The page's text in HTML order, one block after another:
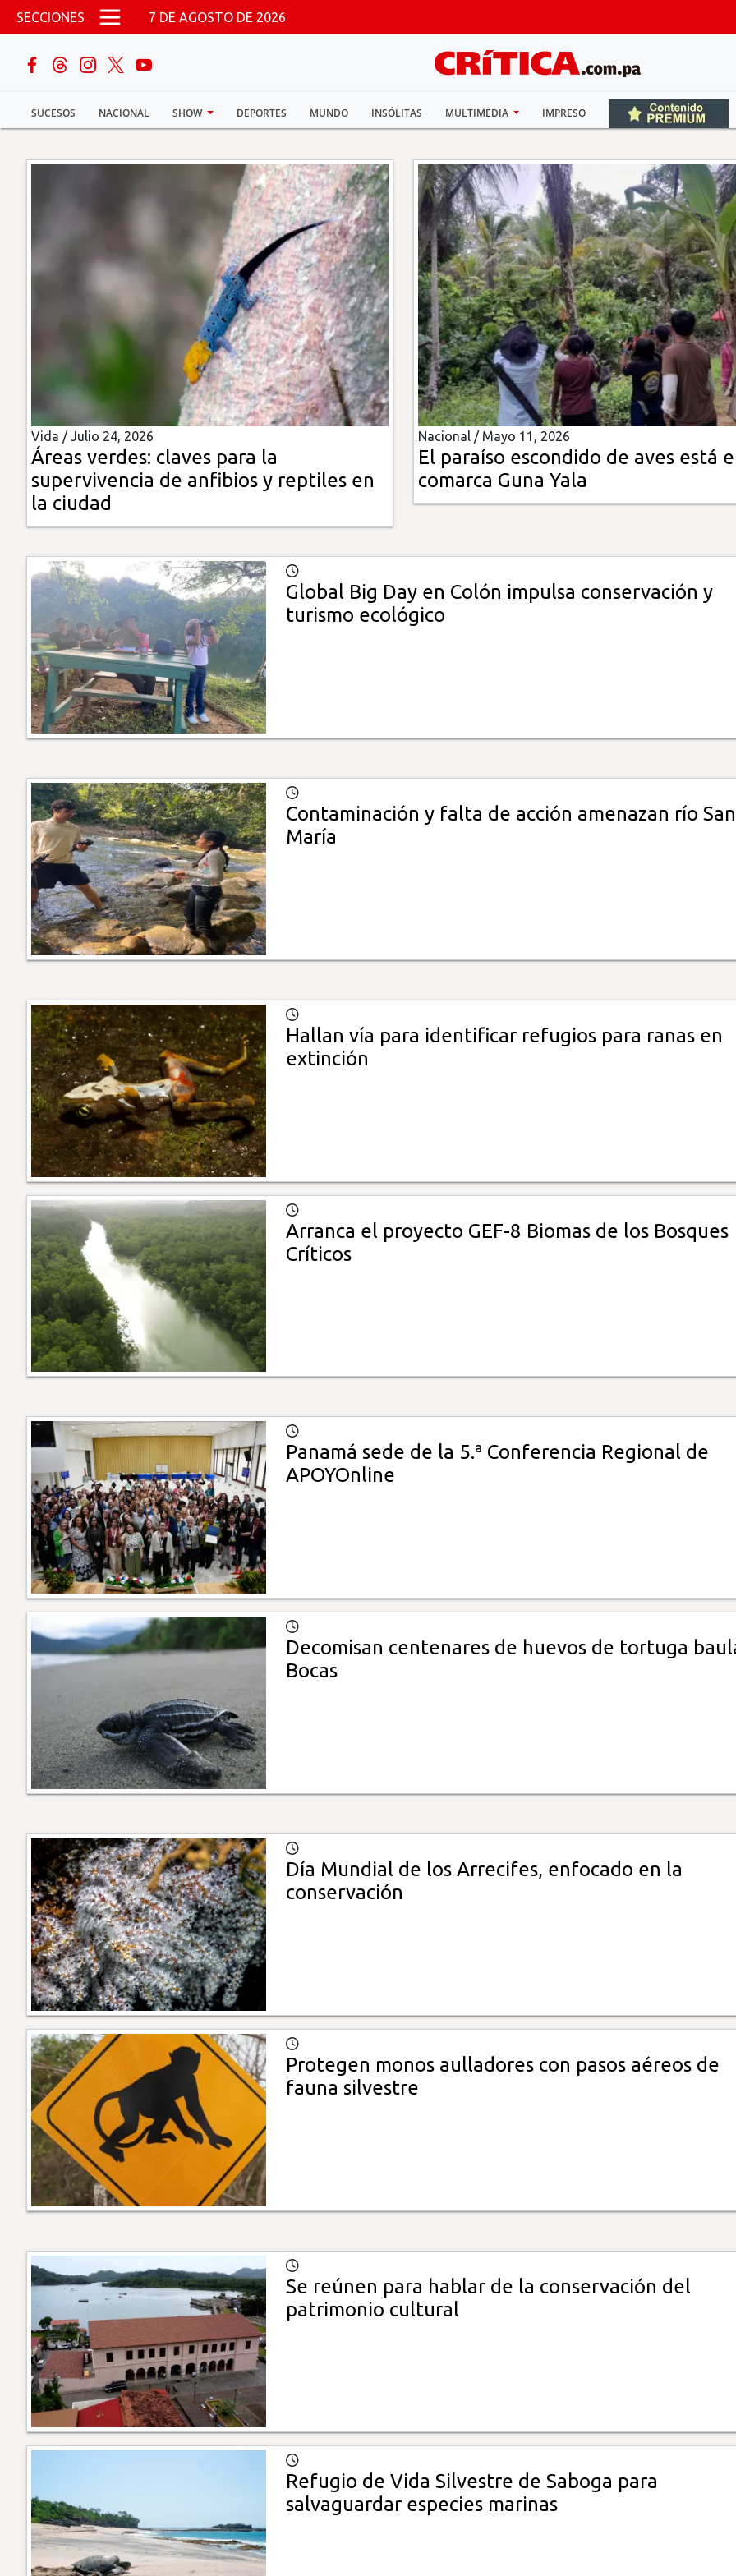
Pasar al contenido principal
SECCIONES 7 DE AGOSTO DE 2026
SUCESOS NACIONAL SHOW DEPORTES MUNDO INSÓLITAS MULTIMEDIA IMPRESO
buscar
Sucesos
Nacional
Insólitas
Multimedia
Impreso
Vida /Julio 24, 2026
Áreas verdes: claves para la
supervivencia de anfibios y reptiles en
la ciudad
Nacional / Mayo 11, 2026
El paraíso escondido de aves está
comarca Guna Yala
Global Big Day en Colón impulsa conservación y
turismo ecológico
Contaminación y falta de acción amenazan río
María
Hallan vía para identificar refugios para ranas en
extinción
Arranca el proyecto GEF-8 Biomas de los Bosques
Críticos
Panamá sede de la 5.ª Conferencia Regional de
APOYOnline
Decomisan centenares de huevos de tortuga
Bocas
Día Mundial de los Arrecifes, enfocado en la
conservación
Protegen monos aulladores con pasos aéreos de
fauna silvestre
Se reúnen para hablar de la conservación del
patrimonio cultural
Refugio de Vida Silvestre de Saboga para
salvaguardar especies marinas